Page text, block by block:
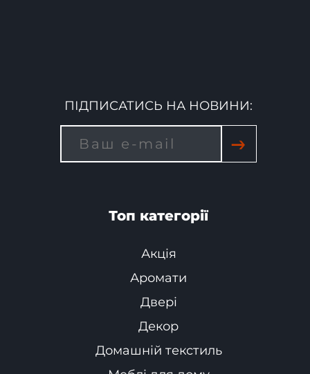
ПІДПИСАТИСЬ НА НОВИНИ:
→
Топ категорії
Акція
Аромати
Двері
Декор
Домашній текстиль